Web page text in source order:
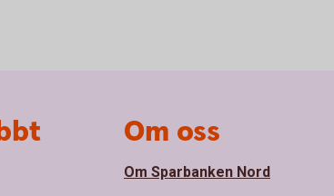
Om oss
Om Sparbanken Nord